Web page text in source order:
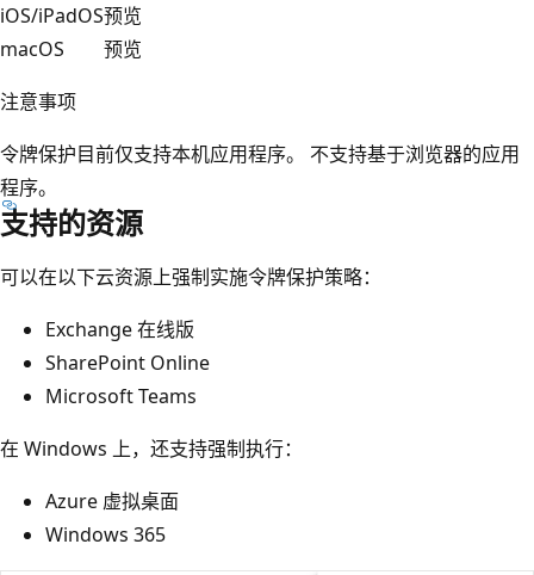
iOS/iPadOS预览
macOS
预览
注意事项
令牌保护目前仅支持本机应用程序。 不支持基于浏览器的应用
程序。
支持的资源
可以在以下云资源上强制实施令牌保护策略：
Exchange 在线版
SharePoint Online
Microsoft Teams
在 Windows 上，还支持强制执行：
Azure 虚拟桌面
Windows 365